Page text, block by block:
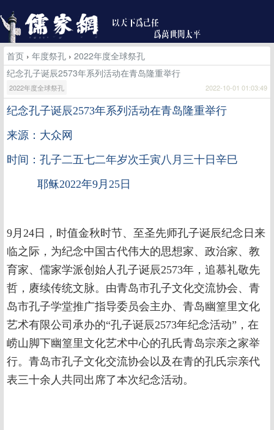
首页 › 年度祭孔 › 2022年度全球祭孔
纪念孔子诞辰2573年系列活动在青岛隆重举行
2022年度全球祭孔 2022-10-01 01:03:49
纪念孔子诞辰2573年系列活动在青岛隆重举行
来源：大众网
时间：孔子二五七二年岁次壬寅八月三十日辛巳
耶稣2022年9月25日
9月24日，时值金秋时节、至圣先师孔子诞辰纪念日来
临之际，为纪念中国古代伟大的思想家、政治家、教
育家、儒家学派创始人孔子诞辰2573年，追慕礼敬先
哲，赓续传统文脉。由青岛市孔子文化交流协会、青
岛市孔子学堂推广指导委员会主办、青岛幽篁里文化
艺术有限公司承办的“孔子诞辰2573年纪念活动”，在
崂山脚下幽篁里文化艺术中心的孔氏青岛宗亲之家举
行。青岛市孔子文化交流协会以及在青的孔氏宗亲代
表三十余人共同出席了本次纪念活动。